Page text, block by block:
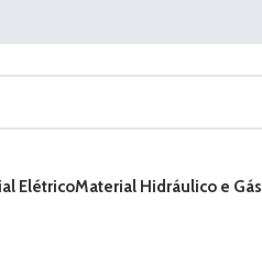
ElétricoMaterial Hidráulico e Gás